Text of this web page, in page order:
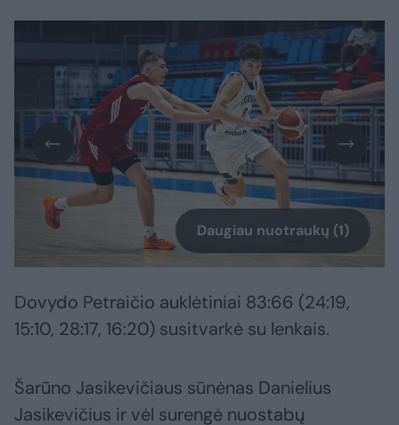
Daugiau nuotraukų (1)
Dovydo Petraičio auklėtiniai 83:66 (24:19,
15:10, 28:17, 16:20) susitvarkė su lenkais.
Šarūno Jasikevičiaus sūnėnas Danielius
Jasikevičius ir vėl surengė nuostabų